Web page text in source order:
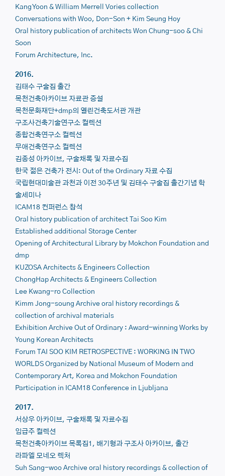
Kang Yoon & William Merrell Vories collection
Conversations with Woo, Don-Son + Kim Seung Hoy
Oral history publication of architects Won Chung-soo & Chi
Soon
Forum Architecture, Inc.
2016.
김태수 구술집 출간
목천건축아카이브 자료관 증설
목천문화재단+dmp의 열린건축도서관 개관
구조사건축기술연구소 컬렉션
종합건축연구소 컬렉션
무애건축연구소 컬렉션
김종성 아카이브, 구술채록 및 자료수집
한국 젊은 건축가 전시: Out of the Ordinary 자료 수집
국립현대미술관 과천과 이전 30주년 및 김태수 구술집 출간기념 학
술세미나
ICAM18 컨퍼런스 참석
Oral history publication of architect
Tai Soo Kim
Established additional Storage Center
Opening of Architectural Library by Mokchon Foundation and
dmp
KUZOSA Architects & Engineers Collection
ChongHap Architects & Engineers Collection
Lee Kwang-ro Collection
Kimm Jong-soung Archive oral history recordings &
collection of archival materials
Exhibition Archive Out of Ordinary : Award-winning Works by
Young Korean Architects
Forum
TAI SOO KIM RETROSPECTIVE : WORKING IN TWO
WORLDS Organized by National Museum of Modern and
Contemporary Art, Korea and Mokchon Foundation
Participation in ICAM18 Conference in Ljubljana
2017.
서상우 아카이브, 구술채록 및 자료수집
임급주 컬렉션
목천건축아카이브 목록집1, 배기형과 구조사 아카이브, 출간
라파엘 모네오 렉처
Suh Sang-woo Archive oral history recordings & collection of